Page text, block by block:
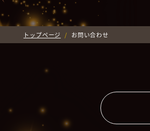
トップページ お問い合わせ